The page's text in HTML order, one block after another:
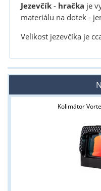
Jezevčík- hračka je
materiálu na dotek -
Velikost jezevčíka je
Kolimátor